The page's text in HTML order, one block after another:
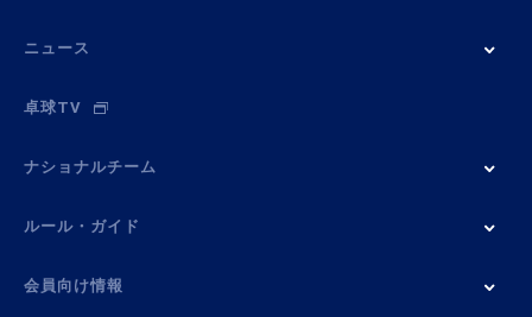
ニュース
卓球TV
ナショナルチーム
ルール・ガイド
会員向け情報